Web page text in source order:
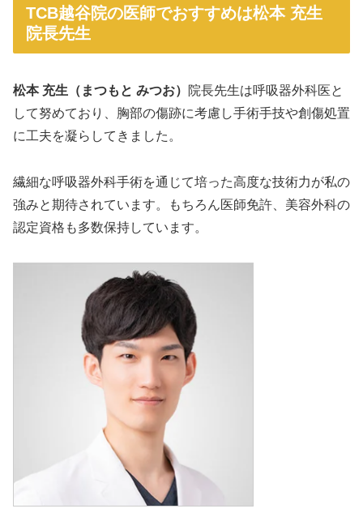
TCB越谷院の医師でおすすめは松本 充生
院長先生
松本 充生（まつもと みつお）
院長先生は呼吸器外科医と
して努めており、胸部の傷跡に考慮し手術手技や創傷処置
に工夫を凝らしてきました。
繊細な呼吸器外科手術を通じて培った高度な技術力が私の
強みと期待されています。もちろん医師免許、美容外科の
認定資格も多数保持しています。